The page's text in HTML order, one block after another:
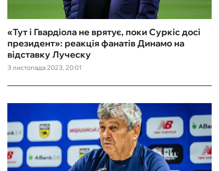
3 листопада 2023, 20:01
«Тут і Гвардіола не врятує, поки Суркіс досі
президент»: реакція фанатів Динамо на
відставку Луческу